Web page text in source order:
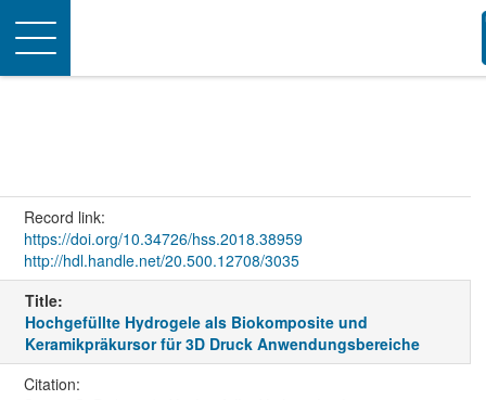
Toggle
navigation
Record link:
https://doi.org/10.34726/hss.2018.38959
http://hdl.handle.net/20.500.12708/3035
Title:
Hochgefüllte Hydrogele als Biokomposite und
Keramikpräkursor für 3D Druck Anwendungsbereiche
Citation: